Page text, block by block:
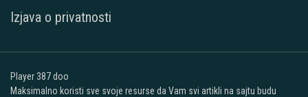
Izjava o privatnosti
Player 387 doo
Maksimalno koristi sve svoje resurse da Vam svi artikli na sajtu budu